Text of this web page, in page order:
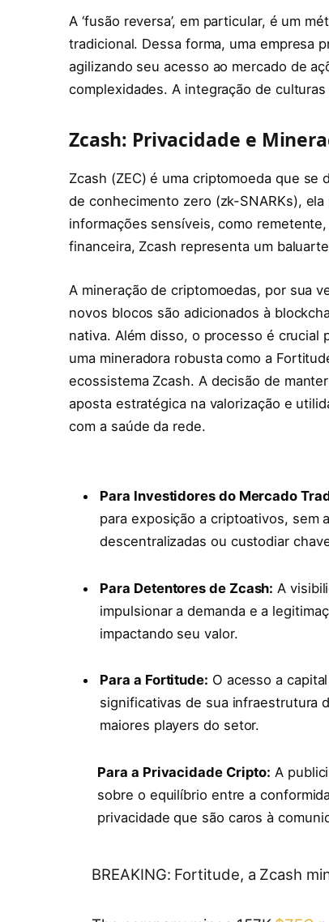
A ‘fusão reversa’, em particular, é um
tradicional. Dessa forma, uma empresa
agilizando seu acesso ao mercado de
complexidades. A integração de
Zcash: Privacidade e
Zcash (ZEC) é uma criptomoeda que
de conhecimento zero (zk-SNARKs),
informações sensíveis, como
financeira, Zcash representa um
A mineração de criptomoedas, por sua
novos blocos são adicionados à
nativa. Além disso, o processo é crucial
uma mineradora robusta como a
ecossistema Zcash. A decisão de
aposta estratégica na valorização e
com a saúde da rede.
Para Investidores do Mercado
para exposição a criptoativos, sem
descentralizadas ou custodiar
Para Detentores de Zcash: A
impulsionar a demanda e a
impactando seu valor.
Para a Fortitude: O acesso a
significativas de sua infraestrutura
maiores players do setor.
Para a Privacidade Cripto: A
sobre o equilíbrio entre a
privacidade que são caros à
BREAKING: Fortitude, a Zcash